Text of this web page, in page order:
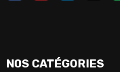
NOS CATÉGORIES